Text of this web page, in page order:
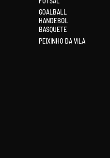
GOALBALL
HANDEBOL
BASQUETE
PEIXINHO DA VILA